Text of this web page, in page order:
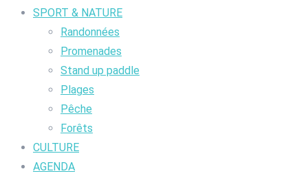
SPORT & NATURE
Randonnées
Promenades
Stand up paddle
Plages
Pêche
Forêts
CULTURE
AGENDA